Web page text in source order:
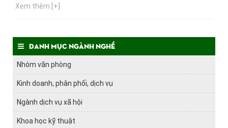
Xem thêm [+]
Danh mục ngành nghề
Nhóm văn phòng
Kinh doanh, phân phối, dịch vụ
Ngành dịch vụ xã hội
Khoa học kỹ thuật